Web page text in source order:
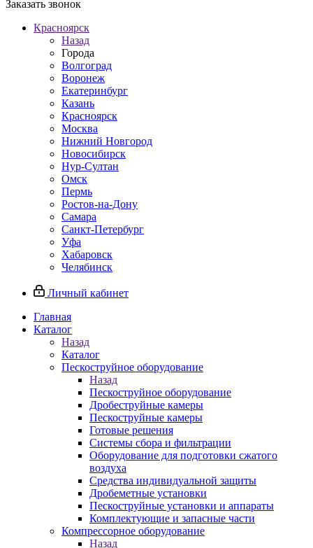
Заказать звонок
Красноярск
Назад
Города
Волгоград
Воронеж
Екатеринбург
Казань
Красноярск
Москва
Нижний Новгород
Новосибирск
Нур-Султан
Омск
Пермь
Ростов-на-Дону
Самара
Санкт-Петербург
Уфа
Хабаровск
Челябинск
Личный кабинет
Главная
Каталог
Назад
Каталог
Пескоструйное оборудование
Назад
Пескоструйное оборудование
Дробеструйные камеры
Пескоструйные камеры
Готовые решения
Системы сбора и фильтрации
Оборудование для подготовки сжатого
воздуха
Средства индивидуальной защиты
Дробеметные установки
Пескоструйные установки и аппараты
Комплектующие и запасные части
Компрессорное оборудование
Назад